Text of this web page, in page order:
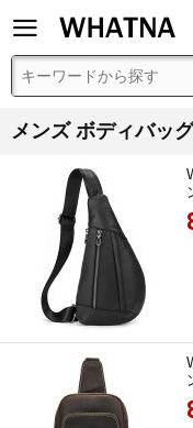

メンズ ボディバッ